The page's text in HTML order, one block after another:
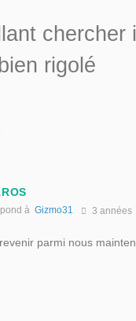
rigolé
à Gizmo31 3 années
parmi nous